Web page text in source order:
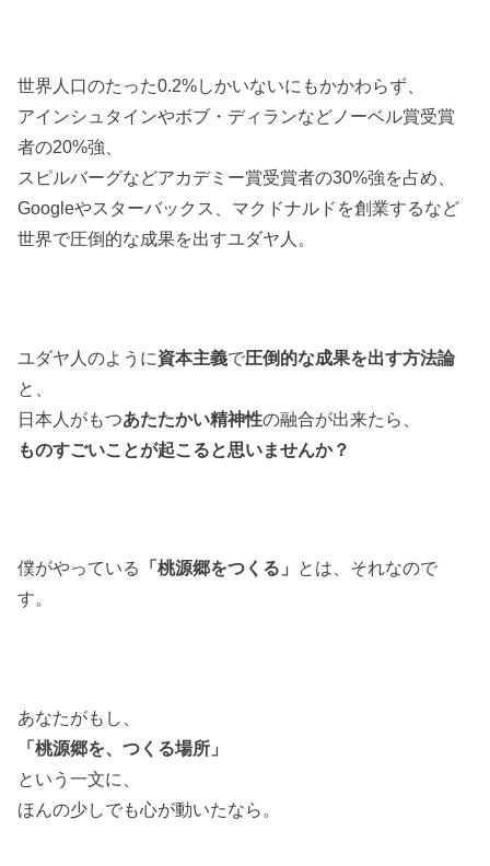
世界人口のたった0.2%しかいないにもかかわらず、
アインシュタインやボブ・ディランなどノーベル賞受賞
者の20%強、
スピルバーグなどアカデミー賞受賞者の30%強を占め、
Googleやスターバックス、マクドナルドを創業するなど
世界で圧倒的な成果を出すユダヤ人。
ユダヤ人のように資本主義で圧倒的な成果を出す方法論
と、
日本人がもつあたたかい精神性の融合が出来たら、
ものすごいことが起こると思いませんか？
僕がやっている 「桃源郷をつくる」 とは、それなので
す。
あなたがもし、
「桃源郷を、つくる場所」
という一文に、
ほんの少しでも心が動いたなら。